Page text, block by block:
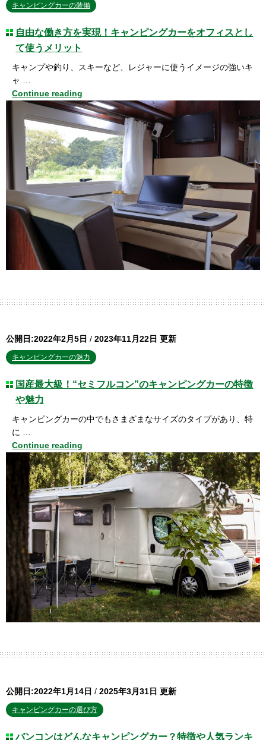
キャンピングカーの装備
自由な働き方を実現！キャンピングカーをオフィスとし
て使うメリット
キャンプや釣り、スキーなど、レジャーに使うイメージの強いキ
ャ …
Continue reading
公開日:2022年2月5日 / 2023年11月22日 更新
キャンピングカーの魅力
国産最大級！“セミフルコン”のキャンピングカーの特徴
や魅力
キャンピングカーの中でもさまざまなサイズのタイプがあり、特
に …
Continue reading
公開日:2022年1月14日 / 2025年3月31日 更新
キャンピングカーの選び方
バンコンはどんなキャンピングカー？特徴や人気ランキ